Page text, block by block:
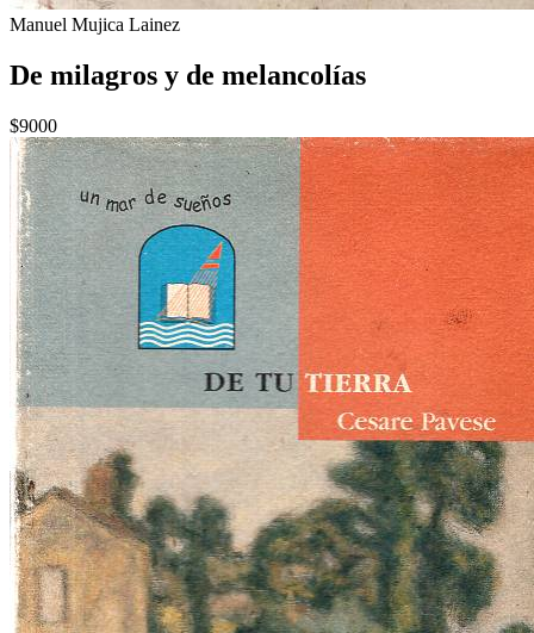
Manuel Mujica Lainez
De milagros y de melancolías
$9000